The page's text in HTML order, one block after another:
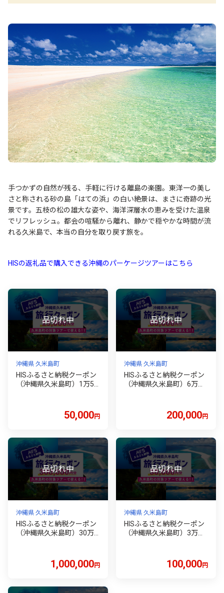
手つかずの自然が残る、手軽に行ける離島の楽園。東洋一の美し
さと称される砂の島「はての浜」の白い絶景は、まさに奇跡の光
景です。五枝の松の雄大な姿や、海洋深層水の恵みを受けた温泉
でリフレッシュ。都会の喧騒から離れ、静かで穏やかな時間が流
れる久米島で、本当の自分を取り戻す旅を。
HISの返礼品で購入できる沖縄のパーケージツアーはこちら
沖縄県 久米島町
HISふるさと納税クーポン
（沖縄県久米島町）1万5
ート ホテル ファミリー ペ
ア ダイビング 沖縄 ビーチ
浜 ウミガメ ホタル 釣り シ
ュノーケル
50,000円
沖縄県 久米島町
HISふるさと納税クーポン
（沖縄県久米島町）6万円
ホテル ファミリー ペア ダ
イビング 沖縄 ビーチ 離島
ミガメ ホタル 釣り シュノ
ーケル
200,000円
沖縄県 久米島町
HISふるさと納税クーポン
（沖縄県久米島町）30万
ト ホテル ファミリー ペア
ダイビング 沖縄 ビーチ 離
ウミガメ ホタル 釣り シュ
1,000,000円
沖縄県 久米島町
HISふるさと納税クーポン
（沖縄県久米島町）3万円
ホテル ファミリー ペア ダ
イビング 沖縄 ビーチ 離島
100,000円